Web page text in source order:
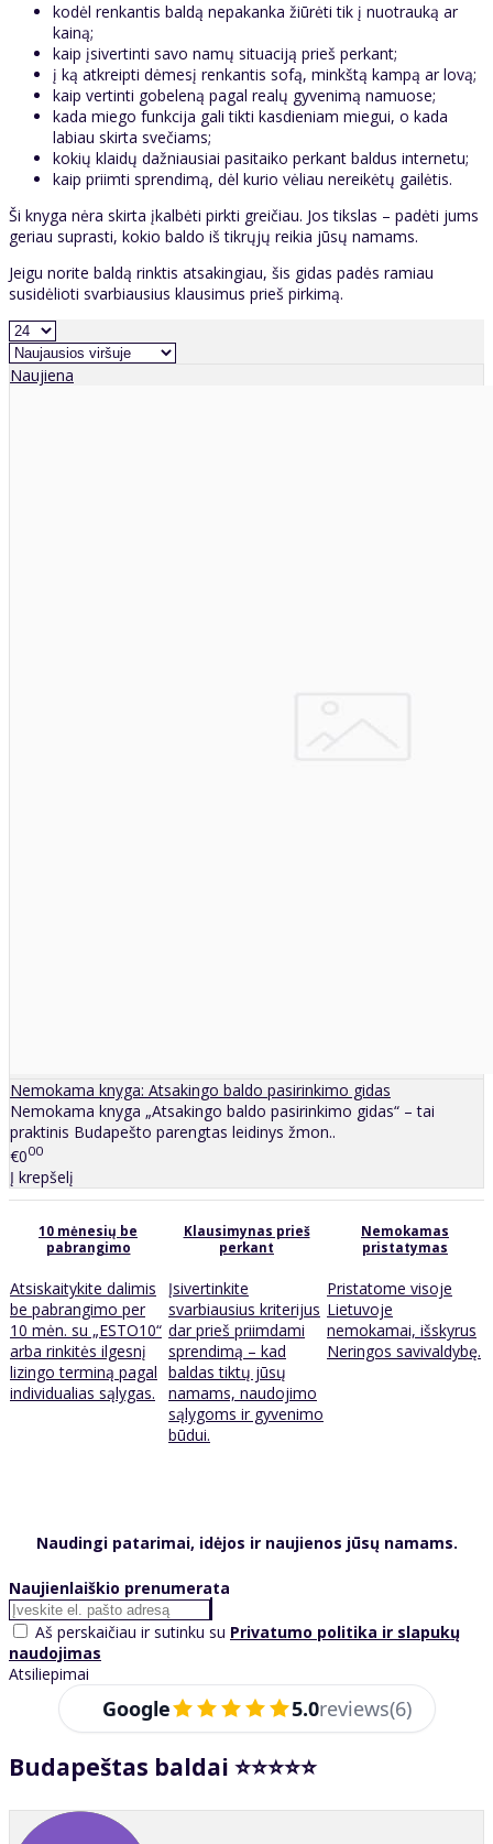
kodėl renkantis baldą nepakanka žiūrėti tik į nuotrauką ar
kainą;
kaip įsivertinti savo namų situaciją prieš perkant;
į ką atkreipti dėmesį renkantis sofą, minkštą kampą ar lovą;
kaip vertinti gobeleną pagal realų gyvenimą namuose;
kada miego funkcija gali tikti kasdieniam miegui, o kada
labiau skirta svečiams;
kokių klaidų dažniausiai pasitaiko perkant baldus internetu;
kaip priimti sprendimą, dėl kurio vėliau nereikėtų gailėtis.
Ši knyga nėra skirta įkalbėti pirkti greičiau. Jos tikslas – padėti jums
geriau suprasti, kokio baldo iš tikrųjų reikia jūsų namams.
Jeigu norite baldą rinktis atsakingiau, šis gidas padės ramiau
susidėlioti svarbiausius klausimus prieš pirkimą.
Naujiena
Nemokama knyga: Atsakingo baldo pasirinkimo gidas
Nemokama knyga „Atsakingo baldo pasirinkimo gidas“ – tai
praktinis Budapešto parengtas leidinys žmon..
€000
Į krepšelį
10 mėnesių be
pabrangimo
Atsiskaitykite dalimis
be pabrangimo per
10 mėn. su „ESTO10“
arba rinkitės ilgesnį
lizingo terminą pagal
individualias sąlygas.
Klausimynas prieš
perkant
Įsivertinkite
svarbiausius kriterijus
dar prieš priimdami
sprendimą – kad
baldas tiktų jūsų
namams, naudojimo
sąlygoms ir gyvenimo
būdui.
Nemokamas
pristatymas
Pristatome visoje
Lietuvoje
nemokamai, išskyrus
Neringos savivaldybę.
Naudingi patarimai, idėjos ir naujienos jūsų namams.
Naujienlaiškio prenumerata
Aš perskaičiau ir sutinku su Privatumo politika ir slapukų
naudojimas
Atsiliepimai
Google 5.0reviews(6)
Budapeštas baldai ⭐⭐⭐⭐⭐